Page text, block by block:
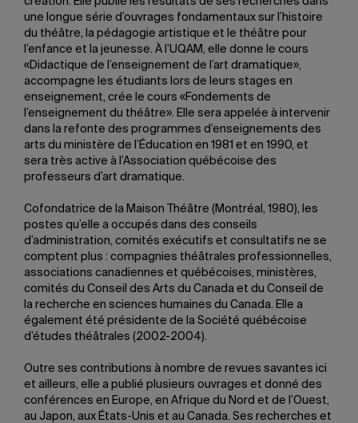
une longue série d’ouvrages fondamentaux sur l’histoire
du théâtre, la pédagogie artistique et le théâtre pour
l’enfance et la jeunesse. À l’UQAM, elle donne le cours
«Didactique de l’enseignement de l’art dramatique»,
accompagne les étudiants lors de leurs stages en
enseignement, crée le cours «Fondements de
l’enseignement du théâtre». Elle sera appelée à intervenir
dans la refonte des programmes d’enseignements des
arts du ministère de l’Éducation en 1981 et en 1990, et
sera très active à l’Association québécoise des
professeurs d’art dramatique.
Cofondatrice de la Maison Théâtre (Montréal, 1980), les
postes qu’elle a occupés dans des conseils
d’administration, comités exécutifs et consultatifs ne se
comptent plus : compagnies théâtrales professionnelles,
associations canadiennes et québécoises, ministères,
comités du Conseil des Arts du Canada et du Conseil de
la recherche en sciences humaines du Canada. Elle a
également été présidente de la Société québécoise
d’études théâtrales (2002-2004).
Outre ses contributions à nombre de revues savantes ici
et ailleurs, elle a publié plusieurs ouvrages et donné des
conférences en Europe, en Afrique du Nord et de l’Ouest,
au Japon, aux États-Unis et au Canada. Ses recherches et